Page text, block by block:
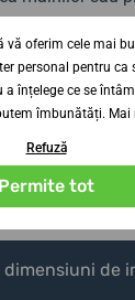
dimensiuni de
vă oferim cele mai
personal pentru ca
înțelege ce se
îmbunătăți. Mai
Refuză
Permite tot